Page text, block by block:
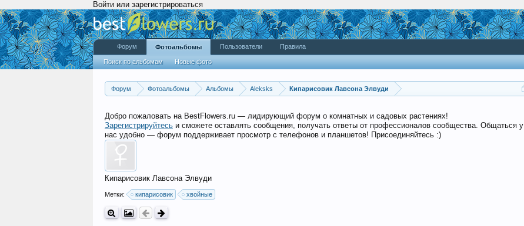
Войти или зарегистрироваться
Форум Фотоальбомы Альбомы Aleksks Кипарисовик Лавсона Элвуди
Добро пожаловать на BestFlowers.ru — лидирующий форум о комнатных и садовых растениях!
Зарегистрируйтесь и сможете оставлять сообщения, получать ответы от профессионалов сообщества. Общаться у
нас удобно — форум поддерживает просмотр с телефонов и планшетов! Присоединяйтесь :)
Кипарисовик Лавсона Элвуди
Метки: кипарисовик хвойные
Форум Фотоальбомы
Поиск по альбомам Новые фото
Пользователи Правила